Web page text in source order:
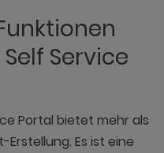
Service
Portal bietet mehr als
Es ist eine